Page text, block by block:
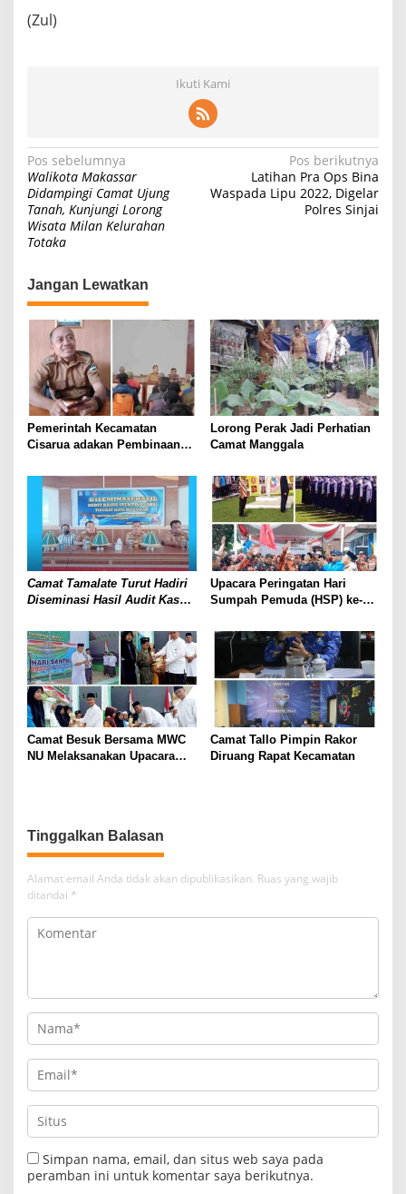
(Zul)
Ikuti Kami
Navigasi
pos
Pos sebelumnya
Walikota Makassar
Didampingi Camat Ujung
Tanah, Kunjungi Lorong
Wisata Milan Kelurahan
Totaka
Pos berikutnya
Latihan Pra Ops Bina
Waspada Lipu 2022, Digelar
Polres Sinjai
Jangan Lewatkan
Pemerintah Kecamatan
Cisarua adakan Pembinaan
Kertawangi
Lorong Perak Jadi Perhatian
Camat Manggala
Camat Tamalate Turut Hadiri
Diseminasi Hasil Audit Kasus
Tahun 2022
Upacara Peringatan Hari
Sumpah Pemuda (HSP) ke-94
Pemuda Pancasila
Parongpong Kabupaten
Bandung Barat Ke- 63
Camat Besuk Bersama MWC
NU Melaksanakan Upacara
Camat Tallo Pimpin Rakor
Diruang Rapat Kecamatan
Tinggalkan Balasan
Alamat email Anda tidak akan dipublikasikan. Ruas yang wajib
ditandai *
Simpan nama, email, dan situs web saya pada
peramban ini untuk komentar saya berikutnya.